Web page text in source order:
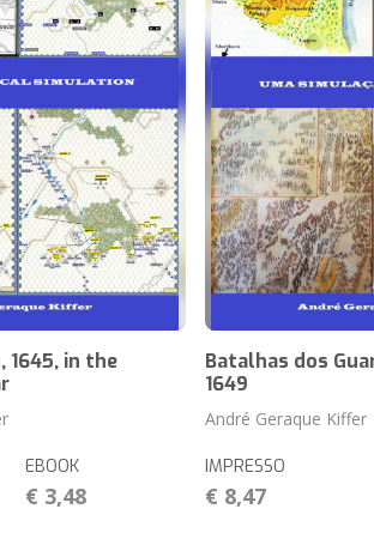
1645, in the
EBOOK
€ 3,48
Batalhas dos
1649
André Geraque Kiffer
IMPRESSO
€ 8,47